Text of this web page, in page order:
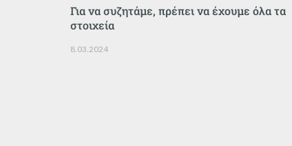
Για να συζητάμε, πρέπει να έχουμε όλα τα
στοιχεία
8.03.2024